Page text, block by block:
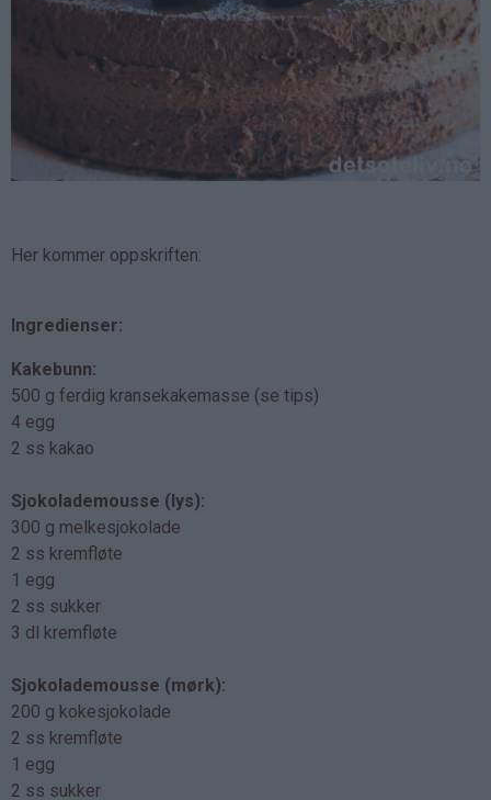
Her kommer oppskriften:
Ingredienser:
Kakebunn:
500 g ferdig kransekakemasse (se tips)
4 egg
2 ss kakao
Sjokolademousse (lys):
300 g melkesjokolade
2 ss kremfløte
1 egg
2 ss sukker
3 dl kremfløte
Sjokolademousse (mørk):
200 g kokesjokolade
2 ss kremfløte
1 egg
2 ss sukker